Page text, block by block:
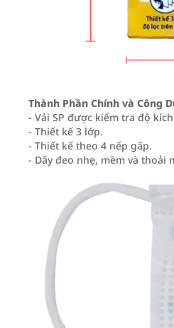
Thành Phần Chính và Công
- Vải SP được kiểm tra độ
- Thiết kế 3 lớp.
- Thiết kế theo 4 nếp gấp.
- Dây đeo nhẹ, mềm và